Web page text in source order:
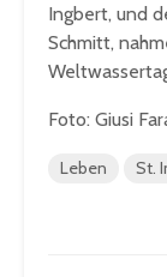
Ingbert, und
Schmitt,
Foto: Giusi
Leben St.